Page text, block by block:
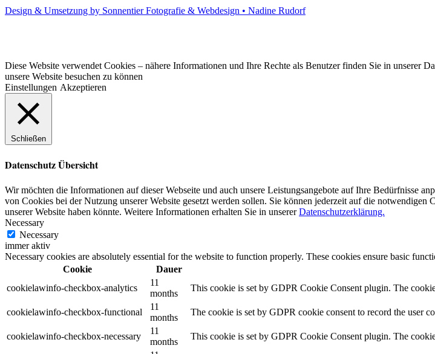
Design & Umsetzung by Sonnentier Fotografie & Webdesign • Nadine Rudorf
Diese Website verwendet Cookies – nähere Informationen und Ihre Rechte als Benutzer finden Sie in unserer
unsere Website besuchen zu können
Einstellungen Akzeptieren
Schließen
Datenschutz Übersicht
Wir möchten die Informationen auf dieser Webseite und auch unsere Leistungsangebote auf Ihre Bedürfnisse
von Cookies bei der Nutzung unserer Website gesetzt werden sollen. Sie können jederzeit auf die
unserer Website haben könnte. Weitere Informationen erhalten Sie in unsererDatenschutzerklärung.
Necessary
Necessary
immer aktiv
Necessary cookies are absolutely essential for the website to function properly. These cookies ensure basic
Cookie
Dauer
cookielawinfo-checkbox-analytics
11
months
This cookie is set by GDPR Cookie Consent plugin. The
cookielawinfo-checkbox-functional
11
months
The cookie is set by GDPR cookie consent to record the user
cookielawinfo-checkbox-necessary
11
months
This cookie is set by GDPR Cookie Consent plugin. The